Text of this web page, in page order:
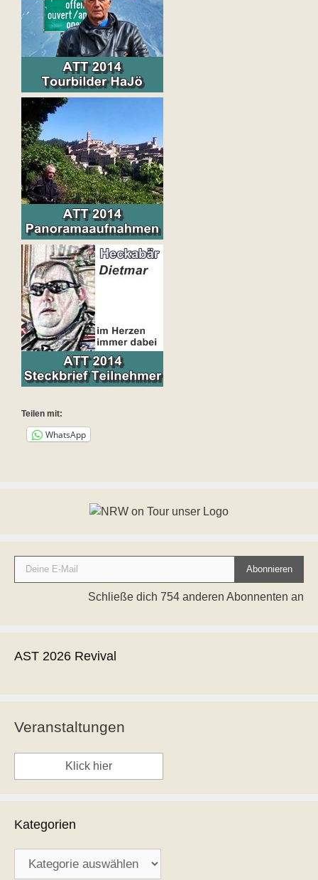
Teilen mit:
WhatsApp
Deine E-Mail
Abonnieren
Schließe dich 754 anderen Abonnenten an
AST 2026 Revival
Veranstaltungen
Klick hier
Kategorien